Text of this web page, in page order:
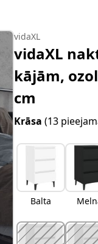
vidaXL
vidaXL
kājām,
cm
Krāsa(13
Balta